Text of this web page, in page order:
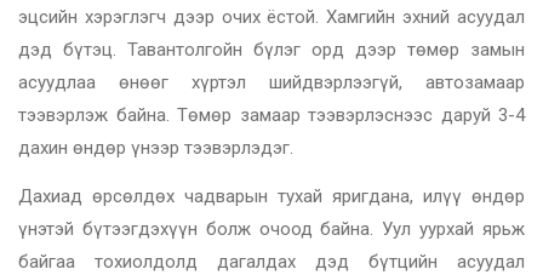
эцсийн хэрэглэгч дээр очих ёстой. Хамгийн эхний асуудал
дэд бүтэц. Тавантолгойн бүлэг орд дээр төмөр замын
асуудлаа өнөөг хүртэл шийдвэрлээгүй, автозамаар
тээвэрлэж байна. Төмөр замаар тээвэрлэснээс даруй 3-4
дахин өндөр үнээр тээвэрлэдэг.
Дахиад өрсөлдөх чадварын тухай яригдана, илүү өндөр
үнэтэй бүтээгдэхүүн болж очоод байна. Уул уурхай ярьж
байгаа тохиолдолд дагалдах дэд бүтцийн асуудал